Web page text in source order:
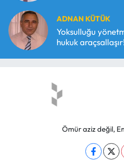
ADNAN KÜTÜK
Yoksulluğu
hukuk araçsallaşır!
Ömür aziz değil,